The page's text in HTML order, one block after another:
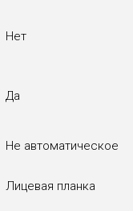
Нет
Да
Не автоматическое
Лицевая планка